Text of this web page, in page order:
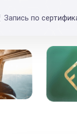
Запись по